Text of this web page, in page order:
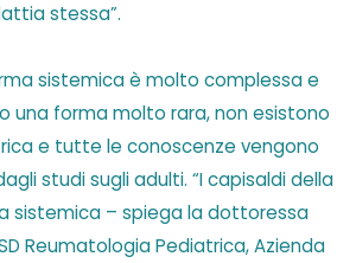
stessa”.
sistemica è molto complessa e
una forma molto rara, non esistono
e tutte le conoscenze vengono
studi sugli adulti. “I capisaldi della
sistemica – spiega la dottoressa
Reumatologia Pediatrica, Azienda